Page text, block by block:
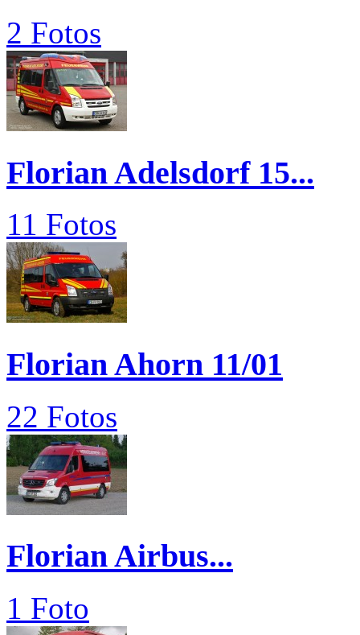
2 Fotos
Florian Adelsdorf 15...
11 Fotos
Florian Ahorn 11/01
22 Fotos
Florian Airbus...
1 Foto